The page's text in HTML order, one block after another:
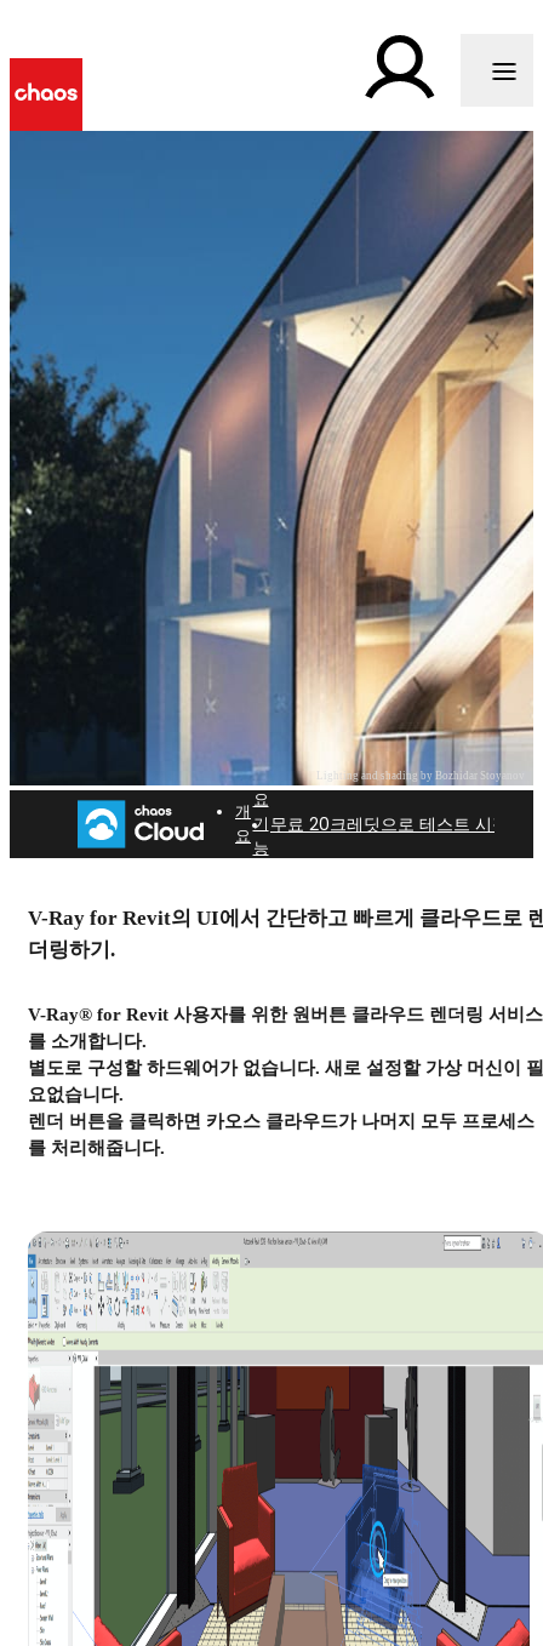
Lighting and shading by Bozhidar Stoyanov
카오스 클라우드로 워크플로우 최적화하기
개
요
주
요
기
능
무료 20크레딧으로 테스트 시작하기
V-Ray for Revit의 UI에서 간단하고 빠르게 클라우드로
더링하기.
V-Ray® for Revit 사용자를 위한 원버튼 클라우드 렌더링 서비스
를 소개합니다.
별도로 구성할 하드웨어가 없습니다. 새로 설정할 가상 머신이 필
요없습니다.
렌더 버튼을 클릭하면 카오스 클라우드가 나머지 모두 프로세스
를 처리해줍니다.